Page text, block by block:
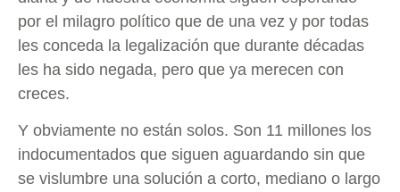
por el milagro político que de una vez y por todas
les conceda la legalización que durante décadas
les ha sido negada, pero que ya merecen con
creces.
Y obviamente no están solos. Son 11 millones los
indocumentados que siguen aguardando sin que
se vislumbre una solución a corto, mediano o largo